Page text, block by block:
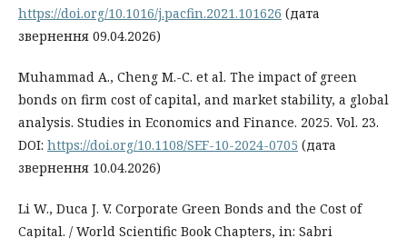
https://doi.org/10.1016/j.pacfin.2021.101626 (дата
звернення 09.04.2026)
Muhammad А., Cheng M.-C. еt al. The impact of green
bonds on firm cost of capital, and market stability, a global
analysis. Studies in Economics and Finance. 2025. Vol. 23.
DOI: https://doi.org/10.1108/SEF-10-2024-0705 (дата
звернення 10.04.2026)
Li W., Duca J. V. Corporate Green Bonds and the Cost of
Capital. / World Scientific Book Chapters, in: Sabri